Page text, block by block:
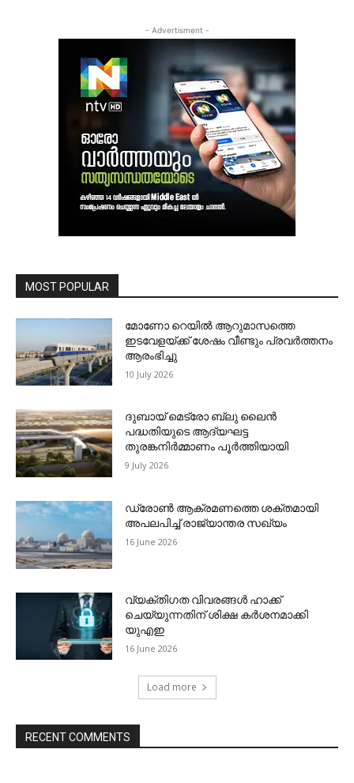
- Advertisment -
MOST POPULAR
മോണോ റെയില്‍ ആറുമാസത്തെ
ഇടവേളയ്ക്ക് ശേഷം വീണ്ടും പ്രവര്‍ത്തനം
ആരംഭിച്ചു
10 July 2026
ദുബായ് മെട്രോ ബ്ലു ലൈന്‍
പദ്ധതിയുടെ ആദ്യഘട്ട
തുരങ്കനിര്‍മ്മാണം പൂര്‍ത്തിയായി
9 July 2026
ഡ്രോണ്‍ ആക്രമണത്തെ ശക്തമായി
അപലപിച്ച് രാജ്യാന്തര സഖ്യം
16 June 2026
വ്യക്തിഗത വിവരങ്ങള്‍ ഹാക്ക്
ചെയ്യുന്നതിന് ശിക്ഷ കര്‍ശനമാക്കി
യുഎഇ
16 June 2026
Load more
RECENT COMMENTS